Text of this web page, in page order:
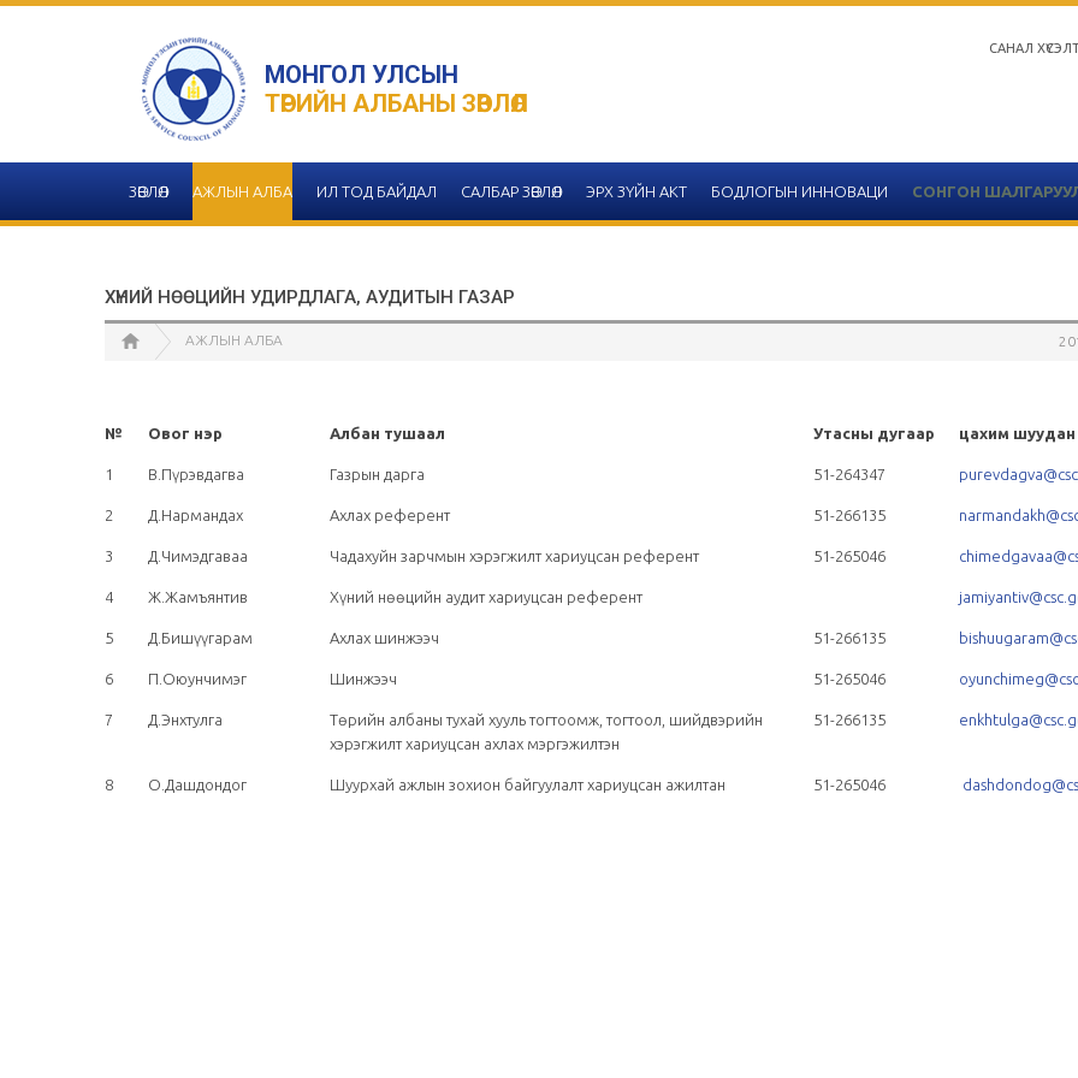
МОНГОЛ УЛСЫН
ТӨРИЙН АЛБАНЫ ЗӨВЛӨЛ
САНАЛ
ЗӨВЛӨЛ АЖЛЫН АЛБА ИЛ ТОД БАЙДАЛ САЛБАР ЗӨВЛӨЛ ЭРХ ЗҮЙН АКТ БОДЛОГЫН ИННОВАЦИ СОНГОН
ХҮНИЙ НӨӨЦИЙН УДИРДЛАГА, АУДИТЫН ГАЗАР
АЖЛЫН АЛБА
№ Овог нэр Албан тушаал Утасны дугаар цахим шуудан
1 В.Пүрэвдагва Газрын дарга 51-264347
2 Д.Нармандах Ахлах референт 51-266135
3 Д.Чимэдгаваа Чадахуйн зарчмын хэрэгжилт хариуцсан референт 51-265046
4 Ж.Жамъянтив Хүний нөөцийн аудит хариуцсан референт
5 Д.Бишүүгарам Ахлах шинжээч 51-266135
6 П.Оюунчимэг Шинжээч 51-265046
7 Д.Энхтулга
Төрийн албаны тухай хууль тогтоомж, тогтоол, шийдвэрийн
хэрэгжилт хариуцсан ахлах мэргэжилтэн
51-266135
8 О.Дашдондог Шуурхай ажлын зохион байгуулалт хариуцсан ажилтан 51-265046
2020-12-14
Төрийн албаны...